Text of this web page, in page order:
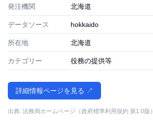
発注機関 北海道
データソース hokkaido
所在地 北海道
カテゴリー 役務の提供等
詳細情報ページを見る ↗
出典: 法務局ホームページ（政府標準利用規約 第1.0版）